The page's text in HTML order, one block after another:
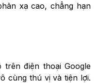
xạ cao, chẳng hạn
điện thoại Google
cùng thú vị và tiện lợi.